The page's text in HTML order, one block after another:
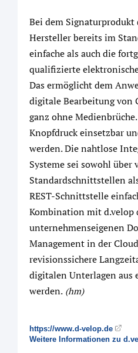
Bei dem
Hersteller bereits im
einfache als auch die
qualifizierte
Das ermöglicht dem
digitale Bearbeitung von
ganz ohne
Knopfdruck einsetzbar
werden. Die nahtlose
Systeme sei sowohl über
Standardschnittstellen
REST-Schnittstelle
Kombination mit d.velop
unternehmenseigenen
Management in der
revisionssichere
digitalen Unterlagen aus
werden. (hm)
https://www.d-velop.de
Weitere Informationen zu